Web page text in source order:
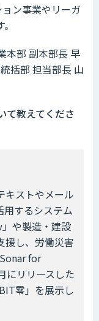
ン事業やリーガ
本部 副本部長 早
括部 担当部長 山
て教えてくださ
キストやメール
用するシステム
や製造・建設
援し、労働災害
for
にリリースした
零」を展示し